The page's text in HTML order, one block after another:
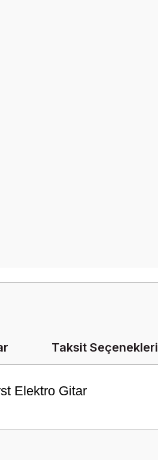
Taksit Seçenekleri
Elektro Gitar